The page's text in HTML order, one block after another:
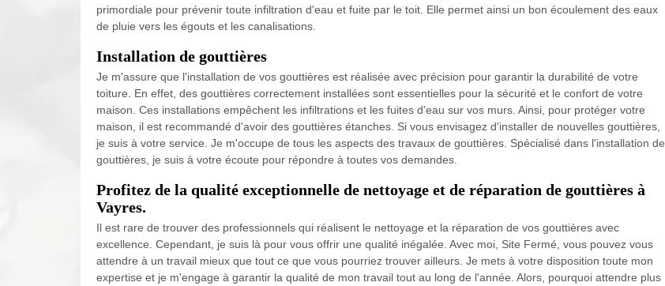
primordiale pour prévenir toute infiltration d'eau et fuite par le toit. Elle permet ainsi un bon écoulement des eaux
de pluie vers les égouts et les canalisations.
Installation de gouttières
Je m'assure que l'installation de vos gouttières est réalisée avec précision pour garantir la durabilité de votre
toiture. En effet, des gouttières correctement installées sont essentielles pour la sécurité et le confort de votre
maison. Ces installations empêchent les infiltrations et les fuites d'eau sur vos murs. Ainsi, pour protéger votre
maison, il est recommandé d'avoir des gouttières étanches. Si vous envisagez d'installer de nouvelles gouttières,
je suis à votre service. Je m'occupe de tous les aspects des travaux de gouttières. Spécialisé dans l'installation de
gouttières, je suis à votre écoute pour répondre à toutes vos demandes.
Profitez de la qualité exceptionnelle de nettoyage et de réparation de gouttières à
Vayres.
Il est rare de trouver des professionnels qui réalisent le nettoyage et la réparation de vos gouttières avec
excellence. Cependant, je suis là pour vous offrir une qualité inégalée. Avec moi, Site Fermé, vous pouvez vous
attendre à un travail mieux que tout ce que vous pourriez trouver ailleurs. Je mets à votre disposition toute mon
expertise et je m'engage à garantir la qualité de mon travail tout au long de l'année. Alors, pourquoi attendre plus